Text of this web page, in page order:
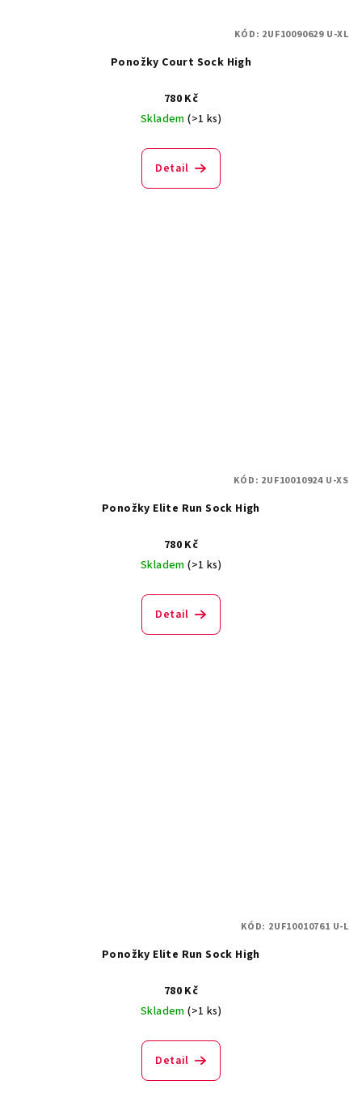
Ponožky Court Sock High
780 Kč
Skladem(>1 ks)
Detail
KÓD: 2UF10090629 U-XL
Ponožky Elite Run Sock High
780 Kč
Skladem(>1 ks)
Detail
KÓD: 2UF10010924 U-XS
Ponožky Elite Run Sock High
780 Kč
Skladem(>1 ks)
Detail
KÓD: 2UF10010761 U-L